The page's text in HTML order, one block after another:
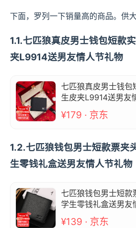
下面，罗列一下销量高的商品。供大
1.1.七匹狼真皮男士钱包短款
夹L9914送男友情人节礼物
七匹狼真皮男士钱包
生皮夹L9914送男友
¥179 · 京东
1.2.七匹狼钱包男士短款票夹
生零钱礼盒送男友情人节礼物
七匹狼钱包男士短款
学生零钱礼盒送男友
¥139 · 京东